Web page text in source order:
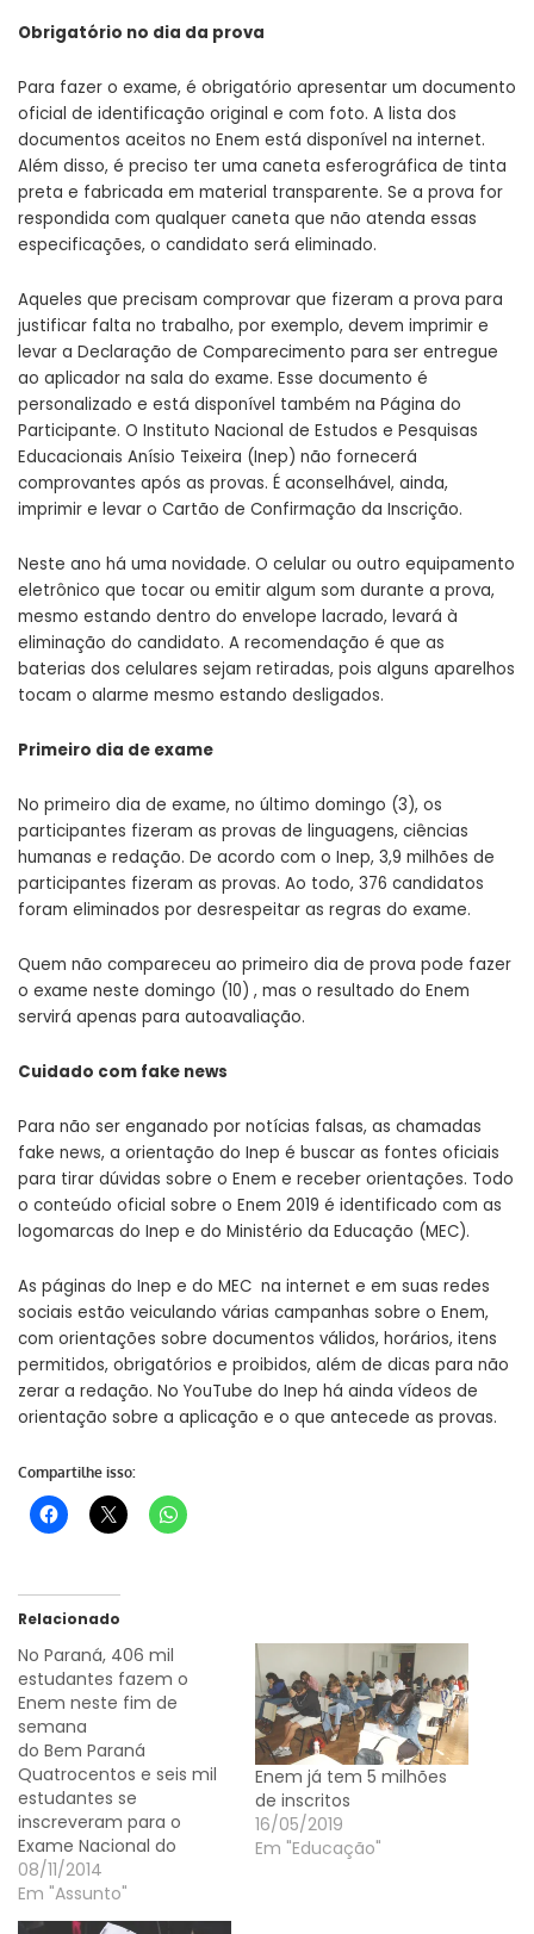
Obrigatório no dia da prova
Para fazer o exame, é obrigatório apresentar um documento
oficial de identificação original e com foto. A lista dos
documentos aceitos no Enem está disponível na internet.
Além disso, é preciso ter uma caneta esferográfica de tinta
preta e fabricada em material transparente. Se a prova for
respondida com qualquer caneta que não atenda essas
especificações, o candidato será eliminado.
Aqueles que precisam comprovar que fizeram a prova para
justificar falta no trabalho, por exemplo, devem imprimir e
levar a Declaração de Comparecimento para ser entregue
ao aplicador na sala do exame. Esse documento é
personalizado e está disponível também na Página do
Participante. O Instituto Nacional de Estudos e Pesquisas
Educacionais Anísio Teixeira (Inep) não fornecerá
comprovantes após as provas. É aconselhável, ainda,
imprimir e levar o Cartão de Confirmação da Inscrição.
Neste ano há uma novidade. O celular ou outro equipamento
eletrônico que tocar ou emitir algum som durante a prova,
mesmo estando dentro do envelope lacrado, levará à
eliminação do candidato. A recomendação é que as
baterias dos celulares sejam retiradas, pois alguns aparelhos
tocam o alarme mesmo estando desligados.
Primeiro dia de exame
No primeiro dia de exame, no último domingo (3), os
participantes fizeram as provas de linguagens, ciências
humanas e redação. De acordo com o Inep, 3,9 milhões de
participantes fizeram as provas. Ao todo, 376 candidatos
foram eliminados por desrespeitar as regras do exame.
Quem não compareceu ao primeiro dia de prova pode fazer
o exame neste domingo (10) , mas o resultado do Enem
servirá apenas para autoavaliação.
Cuidado com fake news
Para não ser enganado por notícias falsas, as chamadas
fake news, a orientação do Inep é buscar as fontes oficiais
para tirar dúvidas sobre o Enem e receber orientações. Todo
o conteúdo oficial sobre o Enem 2019 é identificado com as
logomarcas do Inep e do Ministério da Educação (MEC).
As páginas do Inep e do MEC na internet e em suas redes
sociais estão veiculando várias campanhas sobre o Enem,
com orientações sobre documentos válidos, horários, itens
permitidos, obrigatórios e proibidos, além de dicas para não
zerar a redação. No YouTube do Inep há ainda vídeos de
orientação sobre a aplicação e o que antecede as provas.
Compartilhe isso:
Relacionado
No Paraná, 406 mil
estudantes fazem o
Enem neste fim de
semana
do Bem Paraná
Quatrocentos e seis mil
estudantes se
inscreveram para o
Exame Nacional do
Ensino Médio (Enem) em
todo o Paraná, segundo
o Instituto Nacional de
08/11/2014
Em "Assunto"
Enem já tem 5 milhões
de inscritos
16/05/2019
Em "Educação"